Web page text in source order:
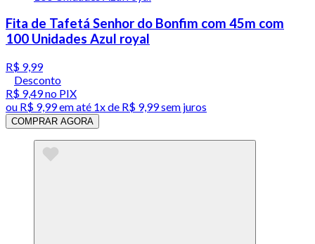
Fita de Tafetá Senhor do Bonfim com 45m com
100 Unidades Azul royal
R$ 9,99
Desconto
R$ 9,49no PIX
ou R$ 9,99em até 1x de R$ 9,99sem juros
COMPRAR AGORA